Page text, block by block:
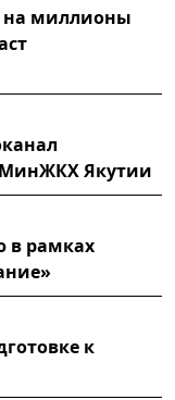
на миллионы
МинЖКХ Якутии
в рамках
к